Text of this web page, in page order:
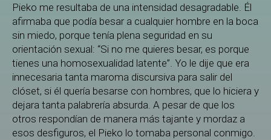
Pieko me resultaba de una intensidad desagradable. Él
afirmaba que podía besar a cualquier hombre en la boca
sin miedo, porque tenía plena seguridad en su
orientación sexual: “Si no me quieres besar, es porque
tienes una homosexualidad latente”. Yo le dije que era
innecesaria tanta maroma discursiva para salir del
clóset, si él quería besarse con hombres, que lo hiciera y
dejara tanta palabrería absurda. A pesar de que los
otros respondían de manera más tajante y mordaz a
esos desfiguros, el Pieko lo tomaba personal conmigo.